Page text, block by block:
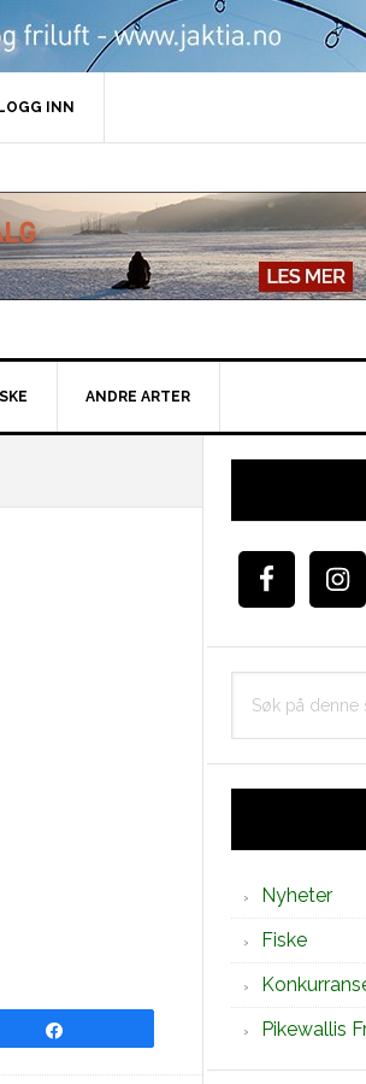
LOGG INN
ANDRE ARTER
Hoved
Nyheter
Fiske
Pikewallis